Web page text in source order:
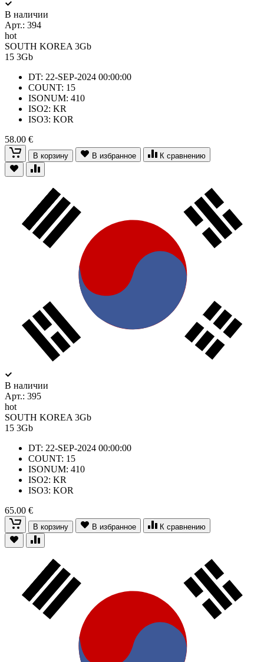
В наличии
Арт.: 394
hot
SOUTH KOREA 3Gb
15 3Gb
DT: 22-SEP-2024 00:00:00
COUNT: 15
ISONUM: 410
ISO2: KR
ISO3: KOR
58.00 €
В корзину В избранное К сравнению
В наличии
Арт.: 395
hot
SOUTH KOREA 3Gb
15 3Gb
DT: 22-SEP-2024 00:00:00
COUNT: 15
ISONUM: 410
ISO2: KR
ISO3: KOR
65.00 €
В корзину В избранное К сравнению